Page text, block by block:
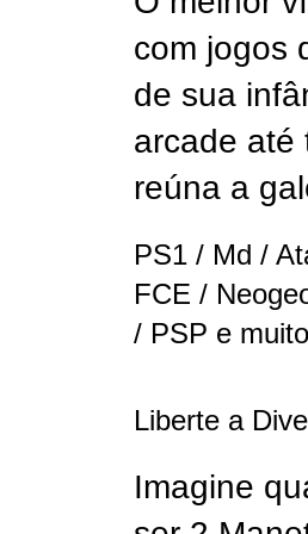
com jogos
de sua
arcade até
reúna a
PS1 / Md /
FCE /
/ PSP e
Liberte a
Imagine